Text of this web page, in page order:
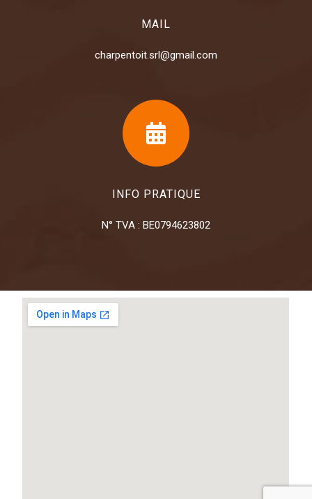
MAIL
charpentoit.srl@gmail.com
INFO PRATIQUE
N° TVA : BE0794623802